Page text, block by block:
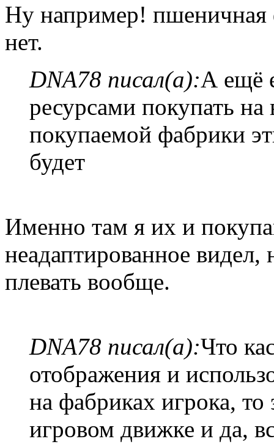
Ну например! пшеничная
нет.
DNA78 писал(а):А ещё
ресурсами покупать
покупаемой фабрики
будет
Именно там я их и
неадаптированное видел,
плевать вообще.
DNA78 писал(а):Что
отображения и
на фабриках игрока, то
игровом движке и да,